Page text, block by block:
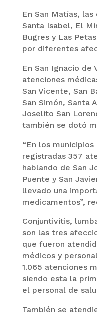
En San Matías, las
Santa Isabel, El
Bugres y Las
por diferentes
En San Ignacio de
atenciones
San Vicente, San
San Simón, Santa
Joselito San
también se dotó
“En los
registradas 357
hablando de San
Puente y San
llevado una
medicamentos”,
Conjuntivitis,
son las tres
que fueron
médicos y
1.065 atenciones
siendo esta la
el personal de
También se